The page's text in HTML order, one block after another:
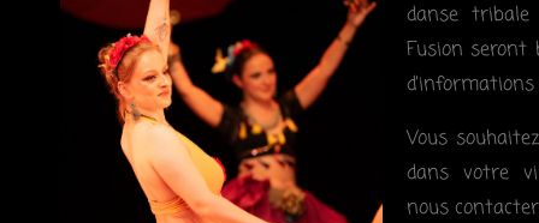
danse tribale
Fusion seront
Vous
dans votre
nous